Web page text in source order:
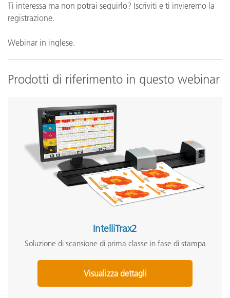
Ti interessa ma non potrai seguirlo? Iscriviti e ti invieremo la
registrazione.
Webinar in inglese.
Prodotti di riferimento in questo webinar
IntelliTrax2
Soluzione di scansione di prima classe in fase di stampa
Visualizza dettagli